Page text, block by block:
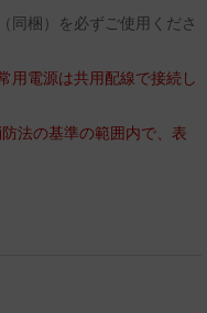
同梱）を必ずご使用くださ
用電源は共用配線で接続し
法の基準の範囲内で、表